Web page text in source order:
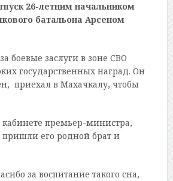
26-летним начальником
батальона Арсеном
боевые заслуги в зоне СВО
государственных наград. Он
приехал в Махачкалу, чтобы
премьер-министра,
пришли его родной брат и
за воспитание такого сна,